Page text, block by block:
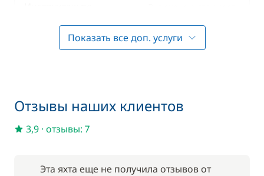
Плата за шлюзы Включено в стоимость
—
Постельное белье
Показать все доп. услуги
Отзывы наших клиентов
3,9 · отзывы: 7
Эта яхта еще не получила отзывов от